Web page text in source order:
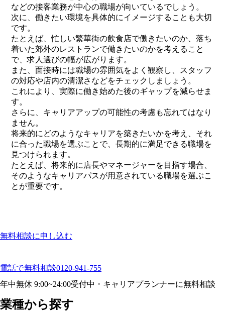
などの接客業務が中心の職場が向いているでしょう。
次に、働きたい環境を具体的にイメージすることも大切
です。
たとえば、忙しい繁華街の飲食店で働きたいのか、落ち
着いた郊外のレストランで働きたいのかを考えること
で、求人選びの幅が広がります。
また、面接時には職場の雰囲気をよく観察し、スタッフ
の対応や店内の清潔さなどをチェックしましょう。
これにより、実際に働き始めた後のギャップを減らせま
す。
さらに、キャリアアップの可能性の考慮も忘れてはなり
ません。
将来的にどのようなキャリアを築きたいかを考え、それ
に合った職場を選ぶことで、長期的に満足できる職場を
見つけられます。
たとえば、将来的に店長やマネージャーを目指す場合、
そのようなキャリアパスが用意されている職場を選ぶこ
とが重要です。
無料相談に申し込む
電話で無料相談0120-941-755
年中無休 9:00~24:00受付中・キャリアプランナーに無料相談
業種から探す